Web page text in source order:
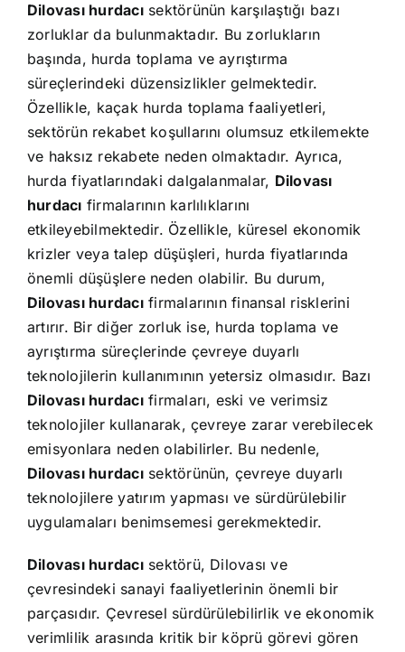
Dilovası hurdacısektörünün karşılaştığı bazı
zorluklar da bulunmaktadır. Bu zorlukların
başında, hurda toplama ve ayrıştırma
süreçlerindeki düzensizlikler gelmektedir.
Özellikle, kaçak hurda toplama faaliyetleri,
sektörün rekabet koşullarını olumsuz etkilemekte
ve haksız rekabete neden olmaktadır. Ayrıca,
hurda fiyatlarındaki dalgalanmalar, Dilovası
hurdacı firmalarının karlılıklarını
etkileyebilmektedir. Özellikle, küresel ekonomik
krizler veya talep düşüşleri, hurda fiyatlarında
önemli düşüşlere neden olabilir. Bu durum,
Dilovası hurdacıfirmalarının finansal risklerini
artırır. Bir diğer zorluk ise, hurda toplama ve
ayrıştırma süreçlerinde çevreye duyarlı
teknolojilerin kullanımının yetersiz olmasıdır. Bazı
Dilovası hurdacıfirmaları, eski ve verimsiz
teknolojiler kullanarak, çevreye zarar verebilecek
emisyonlara neden olabilirler. Bu nedenle,
Dilovası hurdacısektörünün, çevreye duyarlı
teknolojilere yatırım yapması ve sürdürülebilir
uygulamaları benimsemesi gerekmektedir.
Dilovası hurdacısektörü, Dilovası ve
çevresindeki sanayi faaliyetlerinin önemli bir
parçasıdır. Çevresel sürdürülebilirlik ve ekonomik
verimlilik arasında kritik bir köprü görevi gören